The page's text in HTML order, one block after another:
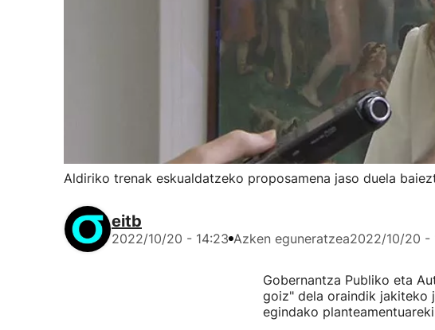
Aldiriko trenak eskualdatzeko proposamena jaso duela
eitb
2022/10/20 - 14:23 Azken eguneratzea2022/10/20 -
Gobernantza Publiko eta
goiz" dela oraindik jakiteko
egindako